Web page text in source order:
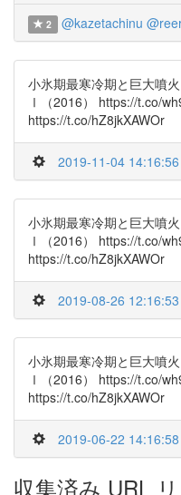
2 @kazetachinu
小氷期最寒冷期と巨大噴
Ⅰ（2016） https://t.co/
https://t.co/hZ8jkXAWOr
2019-11-04 14:16:56
小氷期最寒冷期と巨大噴
Ⅰ（2016） https://t.co/
https://t.co/hZ8jkXAWOr
2019-08-26 12:16:53
小氷期最寒冷期と巨大噴
Ⅰ（2016） https://t.co/
https://t.co/hZ8jkXAWOr
2019-06-22 14:16:58
収集済み URL